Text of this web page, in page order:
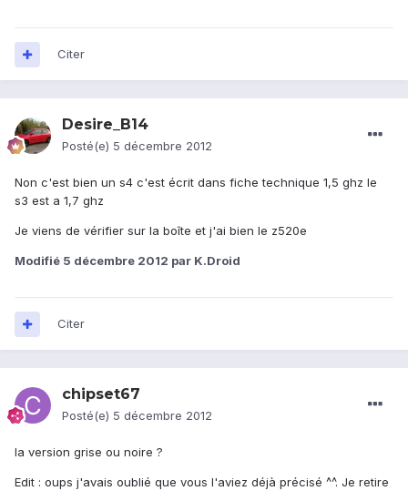
Citer
Desire_B14
Posté(e) 5 décembre 2012
Non c'est bien un s4 c'est écrit dans fiche technique 1,5 ghz le
s3 est a 1,7 ghz
Je viens de vérifier sur la boîte et j'ai bien le z520e
Modifié 5 décembre 2012 par K.Droid
Citer
chipset67
Posté(e) 5 décembre 2012
la version grise ou noire ?
Edit : oups j'avais oublié que vous l'aviez déjà précisé ^^. Je retire